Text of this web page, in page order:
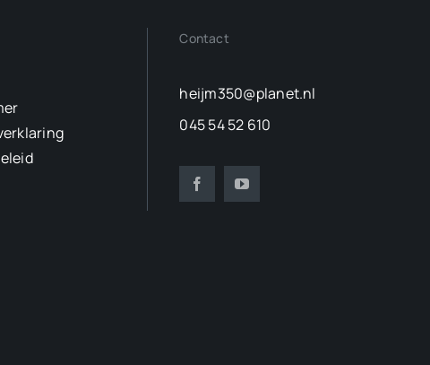
Contact
heijm350@planet.nl
045 54 52 610